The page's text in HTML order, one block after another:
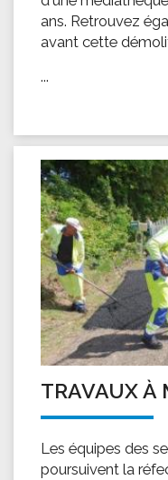
ans. Retrouvez
avant cette
...
TRAVAUX À
Les équipes des
poursuivent la